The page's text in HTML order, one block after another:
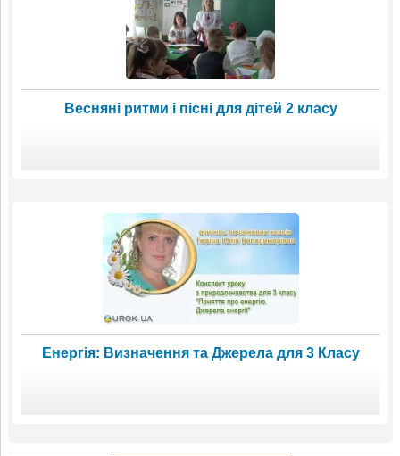
Весняні ритми і пісні для дітей 2 класу
Енергія: Визначення та Джерела для 3 Класу